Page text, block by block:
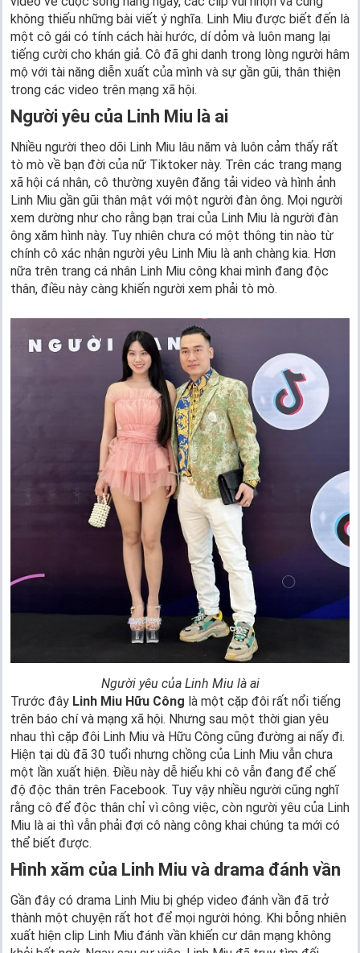
không thiếu những bài viết ý nghĩa. Linh Miu được biết đến là
một cô gái có tính cách hài hước, dí dỏm và luôn mang lại
tiếng cười cho khán giả. Cô đã ghi danh trong lòng người hâm
mộ với tài năng diễn xuất của mình và sự gần gũi, thân thiện
trong các video trên mạng xã hội.
Người yêu của Linh Miu là ai
Nhiều người theo dõi Linh Miu lâu năm và luôn cảm thấy rất
tò mò về bạn đời của nữ Tiktoker này. Trên các trang mạng
xã hội cá nhân, cô thường xuyên đăng tải video và hình ảnh
Linh Miu gần gũi thân mật với một người đàn ông. Mọi người
xem dường như cho rằng bạn trai của Linh Miu là người đàn
ông xăm hình này. Tuy nhiên chưa có một thông tin nào từ
chính cô xác nhận người yêu Linh Miu là anh chàng kia. Hơn
nữa trên trang cá nhân Linh Miu công khai mình đang độc
thân, điều này càng khiến người xem phải tò mò.
Người yêu của Linh Miu là ai
Trước đây Linh Miu Hữu Công là một cặp đôi rất nổi tiếng
trên báo chí và mạng xã hội. Nhưng sau một thời gian yêu
nhau thì cặp đôi Linh Miu và Hữu Công cũng đường ai nấy đi.
Hiện tại dù đã 30 tuổi nhưng chồng của Linh Miu vẫn chưa
một lần xuất hiện. Điều này dễ hiểu khi cô vẫn đang để chế
độ độc thân trên Facebook. Tuy vậy nhiều người cũng nghĩ
rằng cô để độc thân chỉ vì công việc, còn người yêu của Linh
Miu là ai thì vẫn phải đợi cô nàng công khai chúng ta mới có
thể biết được.
Hình xăm của Linh Miu và drama đánh vần
Gần đây có drama Linh Miu bị ghép video đánh vần đã trở
thành một chuyện rất hot để mọi người hóng. Khi bỗng nhiên
xuất hiện clip Linh Miu đánh vần khiến cư dân mạng không